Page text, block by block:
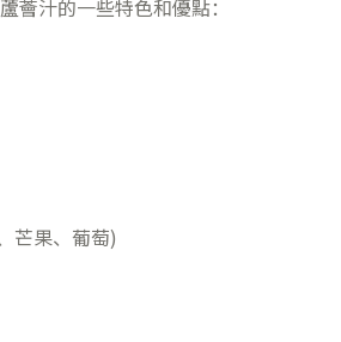
薈汁的一些特色和優點：
芒果、葡萄)